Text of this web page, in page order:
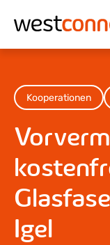
Hauptnavigation
Kooperationen
Igel